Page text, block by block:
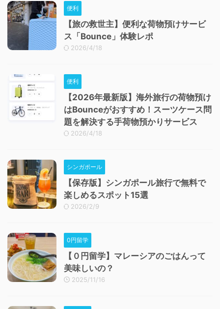
便利
【旅の救世主】便利な荷物預けサービ
ス「Bounce」体験レポ
2026/4/18
便利
【2026年最新版】海外旅行の荷物預け
はBounceがおすすめ！スーツケース問
題を解決する手荷物預かりサービス
2026/4/18
シンガポール
【保存版】シンガポール旅行で無料で
楽しめるスポット15選
2026/2/9
0円留学
【０円留学】マレーシアのごはんって
美味しいの？
2025/11/16